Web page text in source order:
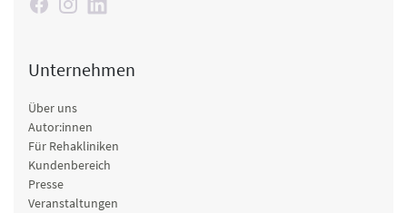
Unternehmen
Über uns
Autor:innen
Für Rehakliniken
Kundenbereich
Presse
Veranstaltungen